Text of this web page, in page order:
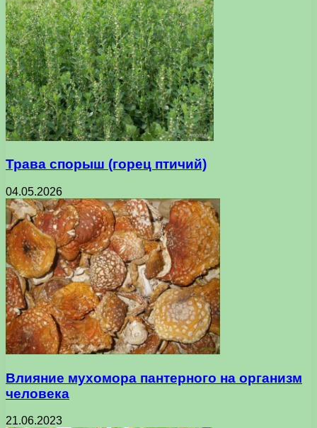
Трава спорыш (горец птичий)
04.05.2026
Влияние мухомора пантерного на организм
человека
21.06.2023